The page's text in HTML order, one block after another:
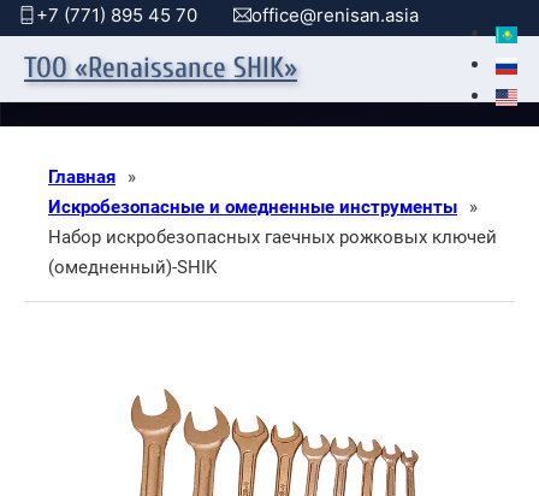
+7 (771) 895 45 70 office@renisan.asia
ТОО «Renaissance SHIK»
Главная
»
Искробезопасные и омедненные инструменты
»
Набор искробезопасных гаечных рожковых ключей
(омедненный)-SHIK